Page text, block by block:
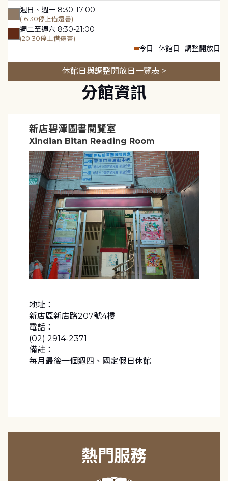
週日、週一 8:30-17:00
(16:30停止借還書)
週二至週六 8:30-21:00
(20:30停止借還書)
今日 休館日 調整開放日
休館日與調整開放日一覽表 >
分館資訊
新店碧潭圖書閱覽室
Xindian Bitan Reading Room
地址：
新店區新店路207號4樓
電話：
(02) 2914-2371
備註：
每月最後一個週四、國定假日休館
熱門服務